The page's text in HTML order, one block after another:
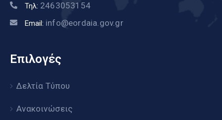
Τηλ: 2463053154
Email: info@eordaia.gov.gr
Επιλογές
Δελτία Τύπου
Ανακοινώσεις